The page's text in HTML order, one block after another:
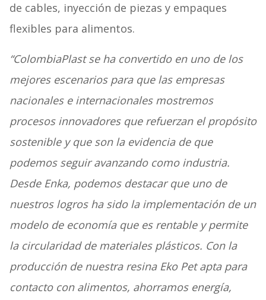
de cables, inyección de piezas y empaques
flexibles para alimentos.
“ColombiaPlast se ha convertido en uno de los
mejores escenarios para que las empresas
nacionales e internacionales mostremos
procesos innovadores que refuerzan el propósito
sostenible y que son la evidencia de que
podemos seguir avanzando como industria.
Desde Enka, podemos destacar que uno de
nuestros logros ha sido la implementación de un
modelo de economía que es rentable y permite
la circularidad de materiales plásticos. Con la
producción de nuestra resina Eko Pet apta para
contacto con alimentos, ahorramos energía,